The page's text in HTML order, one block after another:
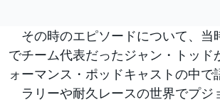
その時のエピソードについて、当
でチーム代表だったジャン・トッド
ォーマンス・ポッドキャストの中で
ラリーや耐久レースの世界でプジ